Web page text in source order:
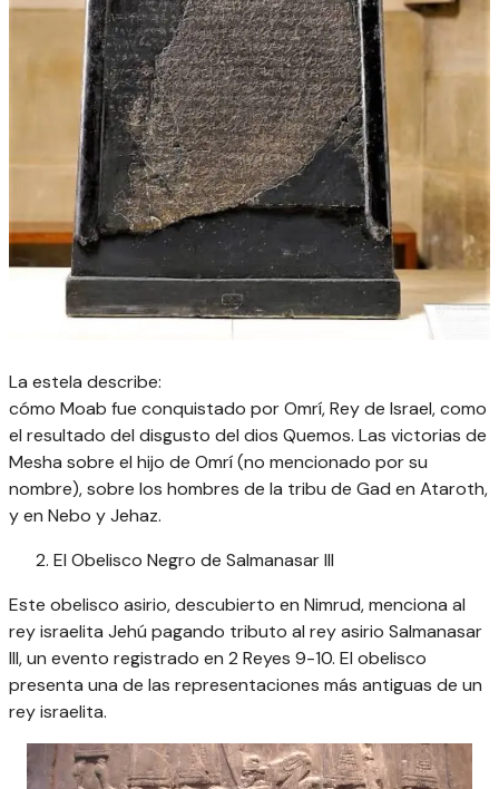
La estela describe:
cómo Moab fue conquistado por Omrí, Rey de Israel, como
el resultado del disgusto del dios Quemos. Las victorias de
Mesha sobre el hijo de Omrí (no mencionado por su
nombre), sobre los hombres de la tribu de Gad en Ataroth,
y en Nebo y Jehaz.
El Obelisco Negro de Salmanasar III
Este obelisco asirio, descubierto en Nimrud, menciona al
rey israelita Jehú pagando tributo al rey asirio Salmanasar
III, un evento registrado en 2 Reyes 9-10. El obelisco
presenta una de las representaciones más antiguas de un
rey israelita.